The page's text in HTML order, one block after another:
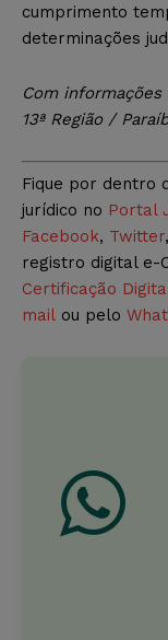
cumprimento
determinações
Com informações
13ª Região /
Fique por dentro
jurídico no Portal
Facebook, Twitter,
registro digital e-
Certificação
mail ou pelo